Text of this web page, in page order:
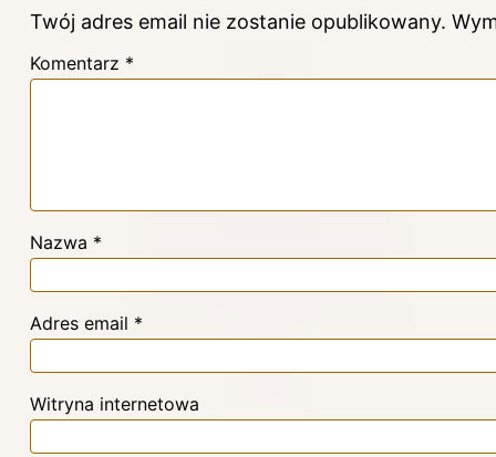
Twój adres email nie zostanie opublikowany.
Komentarz *
Nazwa *
Adres email *
Witryna internetowa